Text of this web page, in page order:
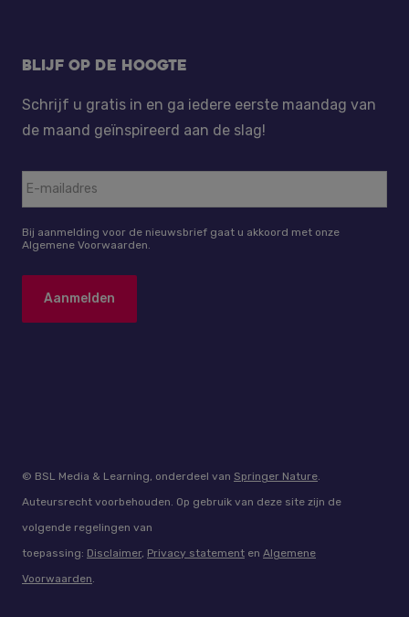
Blijf op de hoogte
Schrijf u gratis in en ga iedere eerste maandag van
de maand geïnspireerd aan de slag!
Bij aanmelding voor de nieuwsbrief gaat u akkoord met onze
Algemene Voorwaarden.
© BSL Media & Learning, onderdeel van Springer Nature
Auteursrecht voorbehouden. Op gebruik van deze site zijn de
volgende regelingen van
toepassing: Disclaimer, Privacy statement en Algemene
Voorwaarden